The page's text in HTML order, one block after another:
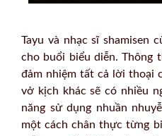
Tayu và nhạc sĩ shamisen
cho buổi biểu diễn. Thông
đảm nhiệm tất cả lời thoại
vở kịch khác sẽ có nhiều
năng sử dụng nhuần
một cách chân thực từng